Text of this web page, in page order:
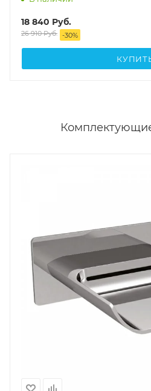
18 840 Руб.
26 910Руб. -30%